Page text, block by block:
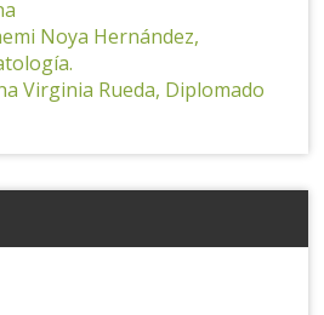
Noya Hernández,
Virginia Rueda, Diplomado